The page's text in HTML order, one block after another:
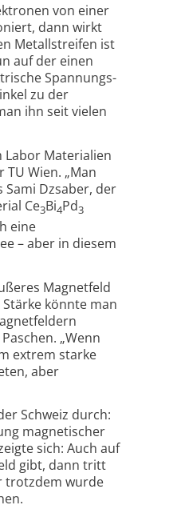
von einer
dann wirkt
Metall­streifen ist
auf der einen
Spannungs­
zu der
ihn seit vielen
Labor Materialien
Wien. „Man
Sami Dzsaber, der
Ce3Bi4Pd3
eine
– aber in diesem
Magnetfeld
könnte man
„Wenn
extrem starke
aber
Schweiz durch:
magnetischer
sich: Auch auf
gibt, dann tritt
trotzdem wurde